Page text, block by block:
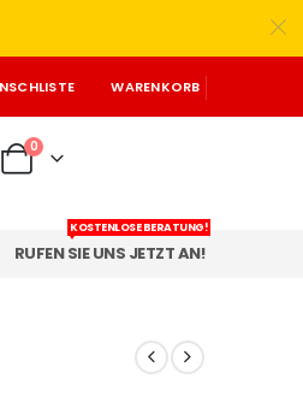
WARENKORB
0
RUFEN SIE UNS JETZT AN!
KOSTENLOSE BERATUNG!